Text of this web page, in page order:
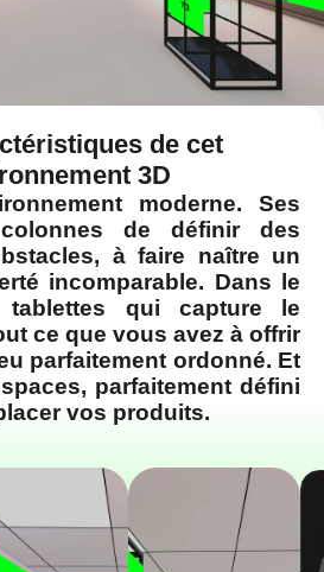
de cet
3D
moderne. Ses
de définir des
à faire naître un
incomparable. Dans le
tablettes qui capture le
ce que vous avez à offrir
parfaitement ordonné. Et
parfaitement défini
vos produits.